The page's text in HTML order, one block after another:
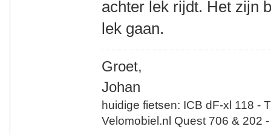
achter lek rijdt. Het zijn
lek gaan.
Groet,
Johan
huidige fietsen: ICB dF-xl 118 -
Velomobiel.nl Quest 706 & 202